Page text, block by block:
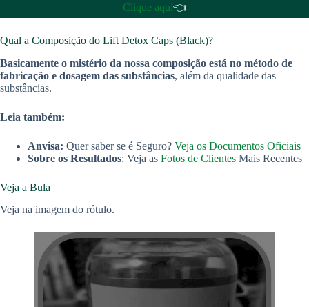
Clique aqui👈
Qual a Composição do Lift Detox Caps (Black)?
Basicamente o mistério da nossa composição está no método de
fabricação e dosagem das substâncias, além da qualidade das
substâncias.
Leia também:
Anvisa: Quer saber se é Seguro? Veja os Documentos Oficiais
Sobre os Resultados: Veja as Fotos de Clientes Mais Recentes
Veja a Bula
Veja na imagem do rótulo.